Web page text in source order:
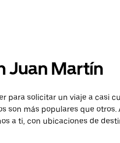
Juan Martín
para solicitar un viaje a casi
son más populares que
a ti, con ubicaciones de